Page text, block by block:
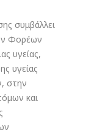
συμβάλλει
Φορέων
υγείας,
υγείας
στην
και